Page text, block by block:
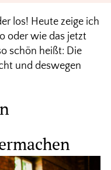
los! Heute zeige ich
oder wie das jetzt
schön heißt: Die
und deswegen